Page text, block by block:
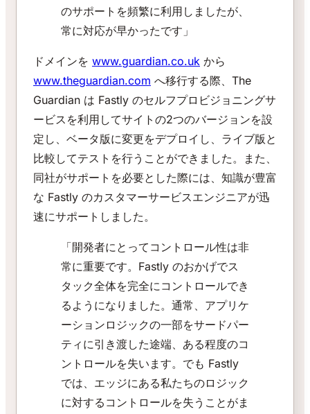
のサポートを頻繁に利用しましたが、
常に対応が早かったです」
ドメインを www.guardian.co.uk から
www.theguardian.com へ移行する際、The
Guardian は Fastly のセルフプロビジョニングサ
ービスを利用してサイトの2つのバージョンを設
定し、ベータ版に変更をデプロイし、ライブ版と
比較してテストを行うことができました。また、
同社がサポートを必要とした際には、知識が豊富
な Fastly のカスタマーサービスエンジニアが迅
速にサポートしました。
「開発者にとってコントロール性は非
常に重要です。Fastly のおかげでス
タック全体を完全にコントロールでき
るようになりました。通常、アプリケ
ーションロジックの一部をサードパー
ティに引き渡した途端、ある程度のコ
ントロールを失います。でも Fastly
では、エッジにある私たちのロジック
に対するコントロールを失うことがま